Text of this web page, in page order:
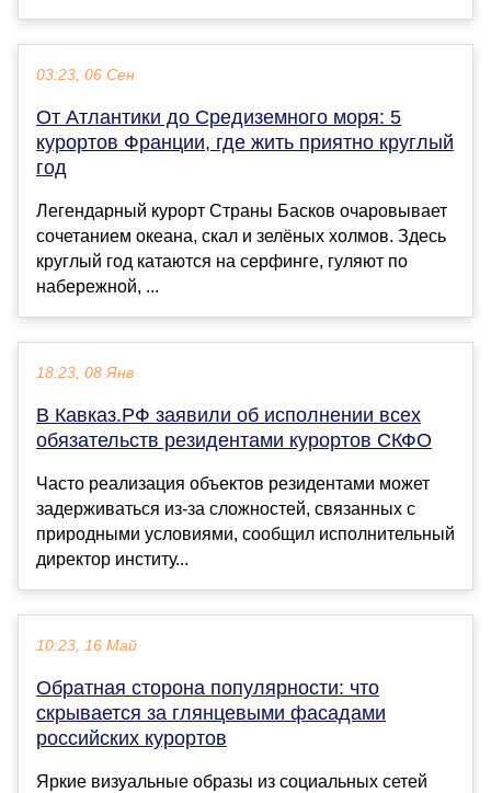
03:23, 06 Сен
От Атлантики до Средиземного моря: 5
курортов Франции, где жить приятно круглый
год
Легендарный курорт Страны Басков очаровывает
сочетанием океана, скал и зелёных холмов. Здесь
круглый год катаются на серфинге, гуляют по
набережной, ...
18:23, 08 Янв
В Кавказ.РФ заявили об исполнении всех
обязательств резидентами курортов СКФО
Часто реализация объектов резидентами может
задерживаться из-за сложностей, связанных с
природными условиями, сообщил исполнительный
директор институ...
10:23, 16 Май
Обратная сторона популярности: что
скрывается за глянцевыми фасадами
российских курортов
Яркие визуальные образы из социальных сетей